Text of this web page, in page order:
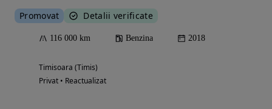
Promovat Detalii verificate
116 000 km Benzina 2018
Timisoara (Timis)
Privat • Reactualizat